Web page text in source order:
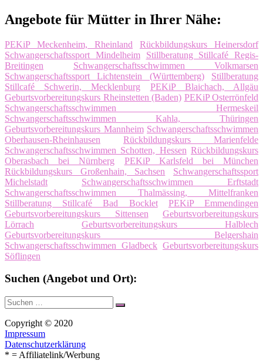
Angebote für Mütter in Ihrer Nähe:
PEKiP Meckenheim, Rheinland
Rückbildungskurs Heinersdorf
Schwangerschaftssport Mindelheim
Stillberatung Stillcafé Regis-
Breitingen
Schwangerschaftsschwimmen Volkmarsen
Schwangerschaftssport Lichtenstein (Württemberg)
Stillberatung
Stillcafé Schwerin, Mecklenburg
PEKiP Blaichach, Allgäu
Geburtsvorbereitungskurs Rheinstetten (Baden) PEKiP Osterrönfeld
Schwangerschaftsschwimmen Hermeskeil
Schwangerschaftsschwimmen Kahla, Thüringen
Geburtsvorbereitungskurs Mannheim Schwangerschaftsschwimmen
Oberhausen-Rheinhausen
Rückbildungskurs Marienfelde
Schwangerschaftsschwimmen Schotten, Hessen Rückbildungskurs
Oberasbach bei Nürnberg
PEKiP Karlsfeld bei München
Rückbildungskurs Großenhain, Sachsen
Schwangerschaftssport
Michelstadt
Schwangerschaftsschwimmen Erftstadt
Schwangerschaftsschwimmen Thalmässing, Mittelfranken
Stillberatung Stillcafé Bad Bocklet
PEKiP Emmendingen
Geburtsvorbereitungskurs Sittensen
Geburtsvorbereitungskurs
Lörrach
Geburtsvorbereitungskurs Halblech
Geburtsvorbereitungskurs Belgershain
Schwangerschaftsschwimmen Gladbeck Geburtsvorbereitungskurs
Söflingen
Suchen (Angebot und Ort):
Suche
nach:
Suchen
Copyright © 2020
Impressum
Datenschutzerklärung
* = Affiliatelink/Werbung